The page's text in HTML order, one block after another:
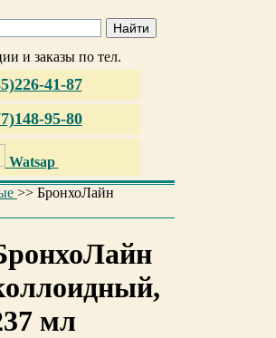
и заказы по тел.
41-87
95-80
Watsap
>> БронхоЛайн
мл